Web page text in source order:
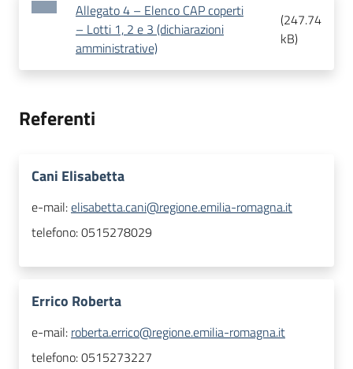
Allegato 4 – Elenco CAP coperti
– Lotti 1, 2 e 3 (dichiarazioni
amministrative)
(247.74
kB)
Referenti
Cani Elisabetta
e-mail:elisabetta.cani@regione.emilia-romagna.it
telefono:0515278029
Errico Roberta
e-mail: roberta.errico@regione.emilia-romagna.it
telefono:0515273227